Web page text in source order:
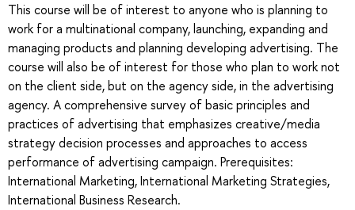
This course will be of interest to anyone who is planning to
work for a multinational company, launching, expanding and
managing products and planning developing advertising. The
course will also be of interest for those who plan to work not
on the client side, but on the agency side, in the advertising
agency. A comprehensive survey of basic principles and
practices of advertising that emphasizes creative/media
strategy decision processes and approaches to access
performance of advertising campaign. Prerequisites:
International Marketing, International Marketing Strategies,
International Business Research.